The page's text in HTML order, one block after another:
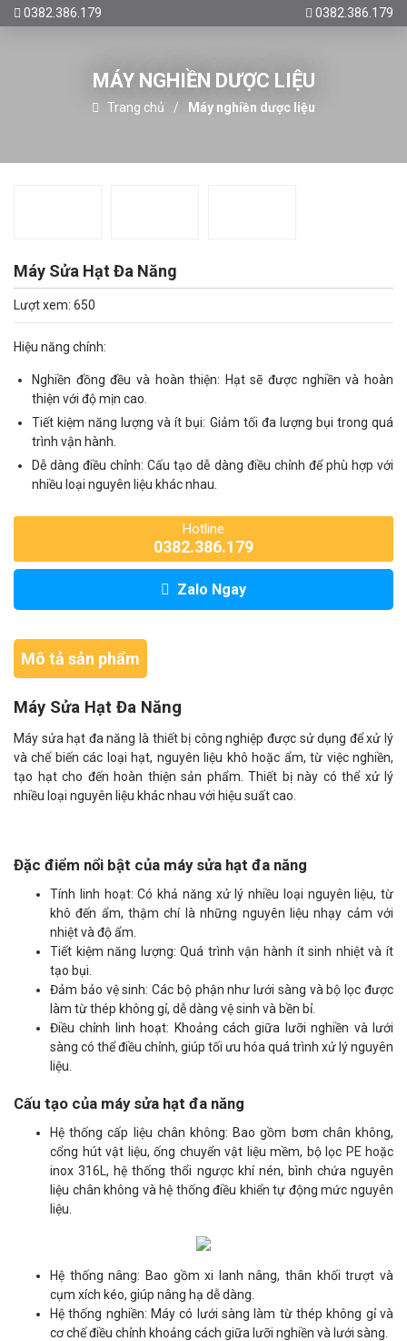
0382.386.179 0382.386.179
MÁY NGHIỀN DƯỢC LIỆU
Trang chủ Máy nghiền dược liệu
Máy Sửa Hạt Đa Năng
Lượt xem: 650
Hiệu năng chính:
Nghiền đồng đều và hoàn thiện: Hạt sẽ được nghiền và hoàn
thiện với độ mịn cao.
Tiết kiệm năng lượng và ít bụi: Giảm tối đa lượng bụi trong quá
trình vận hành.
Dễ dàng điều chỉnh: Cấu tạo dễ dàng điều chỉnh để phù hợp với
nhiều loại nguyên liệu khác nhau.
Hotline
0382.386.179
Zalo Ngay
Mô tả sản phẩm
Máy Sửa Hạt Đa Năng
Máy sửa hạt đa năng là thiết bị công nghiệp được sử dụng để xử lý
và chế biến các loại hạt, nguyên liệu khô hoặc ẩm, từ việc nghiền,
tạo hạt cho đến hoàn thiện sản phẩm. Thiết bị này có thể xử lý
nhiều loại nguyên liệu khác nhau với hiệu suất cao.
Đặc điểm nổi bật của máy sửa hạt đa năng
Tính linh hoạt: Có khả năng xử lý nhiều loại nguyên liệu, từ
khô đến ẩm, thậm chí là những nguyên liệu nhạy cảm với
nhiệt và độ ẩm.
Tiết kiệm năng lượng: Quá trình vận hành ít sinh nhiệt và ít
tạo bụi.
Đảm bảo vệ sinh: Các bộ phận như lưới sàng và bộ lọc được
làm từ thép không gỉ, dễ dàng vệ sinh và bền bỉ.
Điều chỉnh linh hoạt: Khoảng cách giữa lưỡi nghiền và lưới
sàng có thể điều chỉnh, giúp tối ưu hóa quá trình xử lý nguyên
liệu.
Cấu tạo của máy sửa hạt đa năng
Hệ thống cấp liệu chân không: Bao gồm bơm chân không,
cổng hút vật liệu, ống chuyển vật liệu mềm, bộ lọc PE hoặc
inox 316L, hệ thống thổi ngược khí nén, bình chứa nguyên
liệu chân không và hệ thống điều khiển tự động mức nguyên
liệu.
Hệ thống nâng: Bao gồm xi lanh nâng, thân khối trượt và
cụm xích kéo, giúp nâng hạ dễ dàng.
Hệ thống nghiền: Máy có lưới sàng làm từ thép không gỉ và
cơ chế điều chỉnh khoảng cách giữa lưỡi nghiền và lưới sàng.